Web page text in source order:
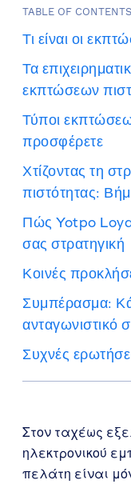
TABLE OF CONTENTS
Τι είναι οι
Τα
εκπτώσεων
Τύποι
προσφέρετε
Χτίζοντας τη
πιστότητας:
Πώς Yotpo
σας στρατηγική
Κοινές
Συμπέρασμα:
ανταγωνιστικό
Συχνές
Στον ταχέως
ηλεκτρονικού
πελάτη είναι